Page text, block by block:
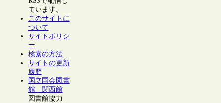
ています。
このサイトに
ついて
サイトポリシ
ー
検索の方法
サイトの更新
履歴
国立国会図書
館 関西館
図書館協力